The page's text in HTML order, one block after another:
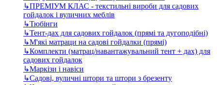
↳ПРЕМІУМ КЛАС - текстильні вироби для садових
гойдалок і вуличних меблів
↳Тюбінги
↳Тент-дах для садових гойдалок (прямі та дугоподібні)
↳М'які матраци на садові гойдалки (прямі)
↳Комплекти (матрац/навантажувальний тент + дах) для
садових гойдалок
↳Маркізи і навіси
↳Садові, вуличні штори та штори з брезенту